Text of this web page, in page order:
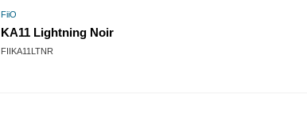
FiiO
KA11 Lightning Noir
FIIKA11LTNR